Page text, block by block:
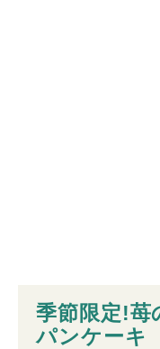
季節限定!苺
パンケーキ